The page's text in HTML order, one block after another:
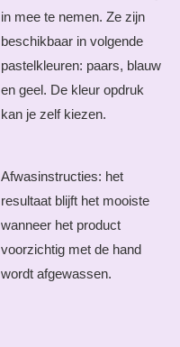
in mee te nemen. Ze zijn
beschikbaar in volgende
pastelkleuren: paars, blauw
en geel. De kleur opdruk
kan je zelf kiezen.
Afwasinstructies: het
resultaat blijft het mooiste
wanneer het product
voorzichtig met de hand
wordt afgewassen.